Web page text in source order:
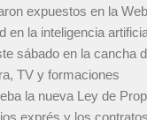
expuestos en la
en la inteligencia
sábado en la cancha
TV y formaciones
la nueva Ley de
exprés y los